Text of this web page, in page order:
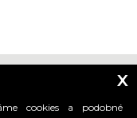
x
cookies a podobné